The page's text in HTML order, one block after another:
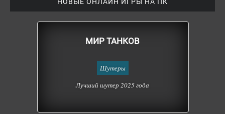
МИР ТАНКОВ
Шутеры
Лучший шутер 2025 года